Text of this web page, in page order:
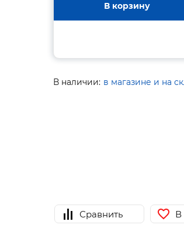
В корзину
В наличии: в магазине и на
Сравнить В